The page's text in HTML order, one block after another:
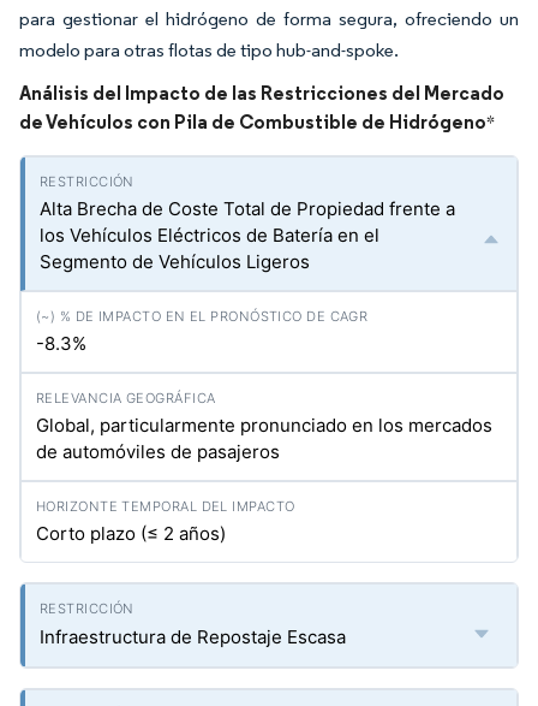
para gestionar el hidrógeno de forma segura, ofreciendo un
modelo para otras flotas de tipo hub-and-spoke.
Análisis del Impacto de las Restricciones del Mercado
de Vehículos con Pila de Combustible de Hidrógeno*
Alta Brecha de Coste Total de Propiedad frente a
los Vehículos Eléctricos de Batería en el
Segmento de Vehículos Ligeros
-8.3%
Global, particularmente pronunciado en los mercados
de automóviles de pasajeros
Corto plazo (≤ 2 años)
Infraestructura de Repostaje Escasa